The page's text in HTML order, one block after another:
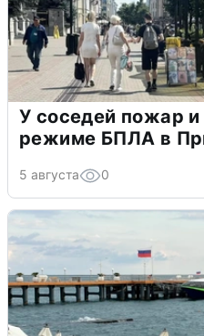
У соседей пожар
режиме БПЛА в
5 августа 0